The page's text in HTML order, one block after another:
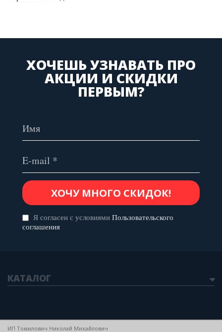
ХОЧЕШЬ УЗНАВАТЬ ПРО
АКЦИИ И СКИДКИ
ПЕРВЫМ?
Я согласен с условиями Пользовательского
соглашения
КАТАЛОГ
ИП Томилович Николай Михайлович